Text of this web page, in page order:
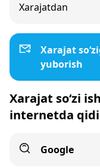
Xarajatdan
Xarajat
yuborish
Xarajat so‘zi
internetda
Google